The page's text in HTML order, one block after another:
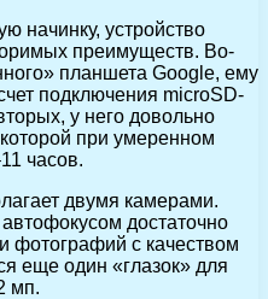
начинку, устройство
преимуществ. Во-
планшета Google, ему
подключения microSD-
у него довольно
при умеренном
часов.
двумя камерами.
достаточно
фотографий с качеством
еще один «глазок» для
мп.